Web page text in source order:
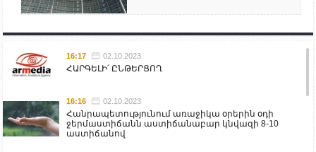
16:17 02.10.2023
ՀԱՐԳԵԼԻ՛ ԸՆԹԵՐՑՈՂ
16:16 02.10.2023
Հանրապետությունում առաջիկա օրերին օդի
ջերմաստիճանն աստիճանաբար կնվազի 8-10
աստիճանով